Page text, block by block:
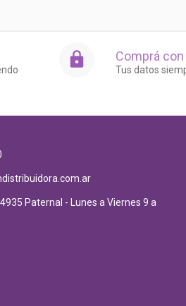
Comprá
Tus datos
Paternal - Lunes a Viernes 9 a